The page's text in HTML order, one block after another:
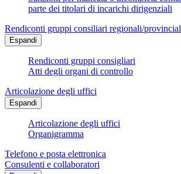
parte dei titolari di incarichi dirigenziali
Rendiconti gruppi consiliari regionali/
Espandi
Rendiconti gruppi consigliari
Atti degli organi di controllo
Articolazione degli uffici
Espandi
Articolazione degli uffici
Organigramma
Telefono e posta elettronica
Consulenti e collaboratori